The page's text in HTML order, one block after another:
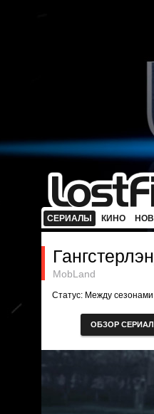
СЕРИАЛЫ КИНО
MobLand
Статус: Между
ОБЗОР